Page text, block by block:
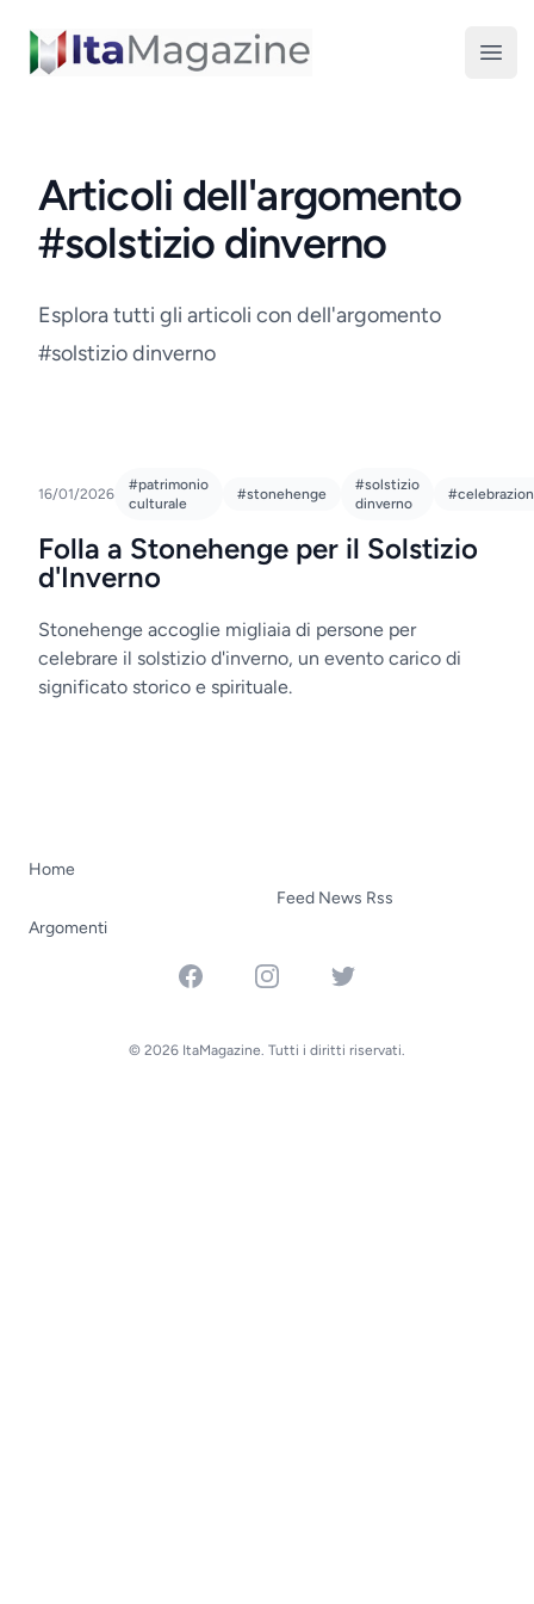
ItaMagazine
Articoli dell'argomento
#solstizio dinverno
Esplora tutti gli articoli con dell'argomento
#solstizio dinverno
16/01/2026
#patrimonio
culturale
#stonehenge
#solstizio
dinverno
Folla a Stonehenge per il Solstizio
d'Inverno
Stonehenge accoglie migliaia di persone per
celebrare il solstizio d'inverno, un evento carico di
significato storico e spirituale.
Home
Argomenti
Feed News Rss
FacebookInstagramTwitter
© 2026 ItaMagazine. Tutti i diritti riservati.